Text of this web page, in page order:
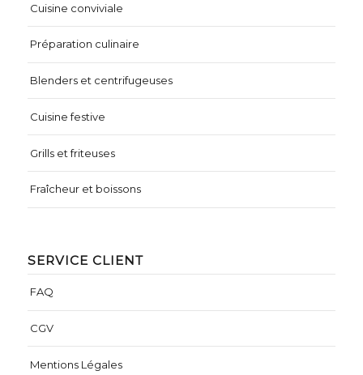
Cuisine conviviale
Préparation culinaire
Blenders et centrifugeuses
Cuisine festive
Grills et friteuses
Fraîcheur et boissons
SERVICE CLIENT
FAQ
CGV
Mentions Légales